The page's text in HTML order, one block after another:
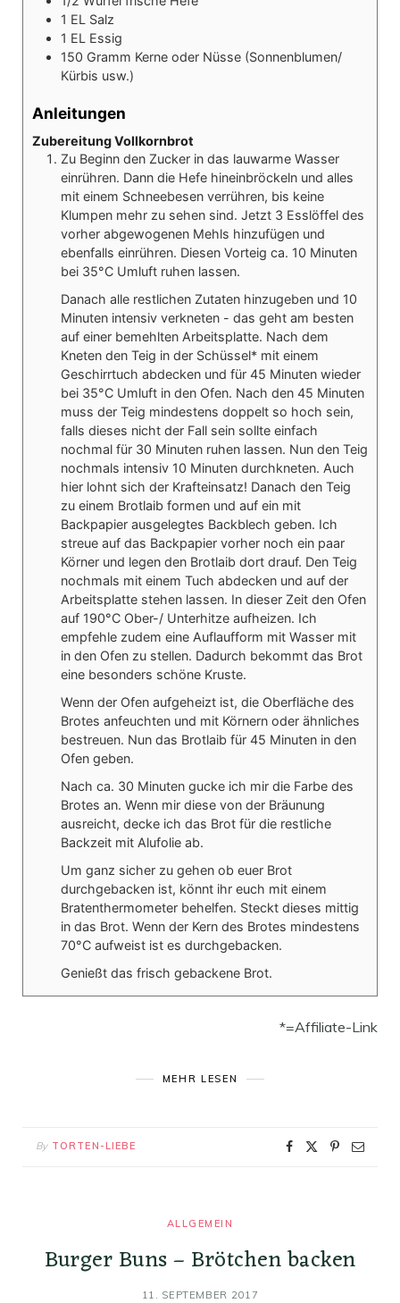
1 EL Salz
1 EL Essig
150 Gramm Kerne oder Nüsse (Sonnenblumen/
Kürbis usw.)
Anleitungen
Zubereitung Vollkornbrot
Zu Beginn den Zucker in das lauwarme Wasser
einrühren. Dann die Hefe hineinbröckeln und alles
mit einem Schneebesen verrühren, bis keine
Klumpen mehr zu sehen sind. Jetzt 3 Esslöffel des
vorher abgewogenen Mehls hinzufügen und
ebenfalls einrühren. Diesen Vorteig ca. 10 Minuten
bei 35°C Umluft ruhen lassen.
Danach alle restlichen Zutaten hinzugeben und 10
Minuten intensiv verkneten - das geht am besten
auf einer bemehlten Arbeitsplatte. Nach dem
Kneten den Teig in der Schüssel* mit einem
Geschirrtuch abdecken und für 45 Minuten wieder
bei 35°C Umluft in den Ofen. Nach den 45 Minuten
muss der Teig mindestens doppelt so hoch sein,
falls dieses nicht der Fall sein sollte einfach
nochmal für 30 Minuten ruhen lassen. Nun den Teig
nochmals intensiv 10 Minuten durchkneten. Auch
hier lohnt sich der Krafteinsatz! Danach den Teig
zu einem Brotlaib formen und auf ein mit
Backpapier ausgelegtes Backblech geben. Ich
streue auf das Backpapier vorher noch ein paar
Körner und legen den Brotlaib dort drauf. Den Teig
nochmals mit einem Tuch abdecken und auf der
Arbeitsplatte stehen lassen. In dieser Zeit den Ofen
auf 190°C Ober-/ Unterhitze aufheizen. Ich
empfehle zudem eine Auflaufform mit Wasser mit
in den Ofen zu stellen. Dadurch bekommt das Brot
eine besonders schöne Kruste.
Wenn der Ofen aufgeheizt ist, die Oberfläche des
Brotes anfeuchten und mit Körnern oder ähnliches
bestreuen. Nun das Brotlaib für 45 Minuten in den
Ofen geben.
Nach ca. 30 Minuten gucke ich mir die Farbe des
Brotes an. Wenn mir diese von der Bräunung
ausreicht, decke ich das Brot für die restliche
Backzeit mit Alufolie ab.
Um ganz sicher zu gehen ob euer Brot
durchgebacken ist, könnt ihr euch mit einem
Bratenthermometer behelfen. Steckt dieses mittig
in das Brot. Wenn der Kern des Brotes mindestens
70°C aufweist ist es durchgebacken.
Genießt das frisch gebackene Brot.
*=Affiliate-Link
MEHR LESEN
By TORTEN-LIEBE
ALLGEMEIN
Burger Buns – Brötchen backen
11. SEPTEMBER 2017